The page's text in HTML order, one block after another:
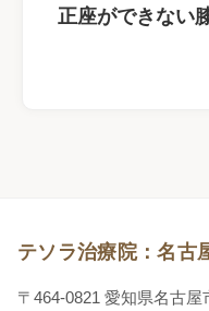
正座ができない
テソラ治療院：名古
〒464-0821 愛知県名古